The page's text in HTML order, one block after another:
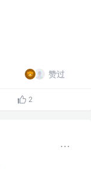
赞过
2